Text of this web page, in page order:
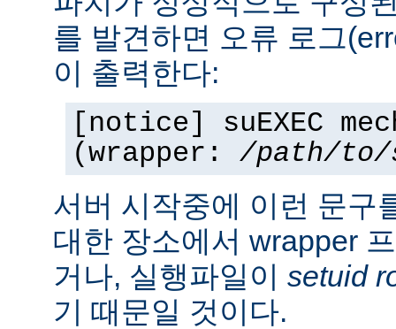
를 발견하면 오류 로그
이 출력한다:
[notice] suEXEC
(wrapper: /path/to/
서버 시작중에 이런 문구
대한 장소에서 wrapper
거나, 실행파일이 setuid
기 때문일 것이다.